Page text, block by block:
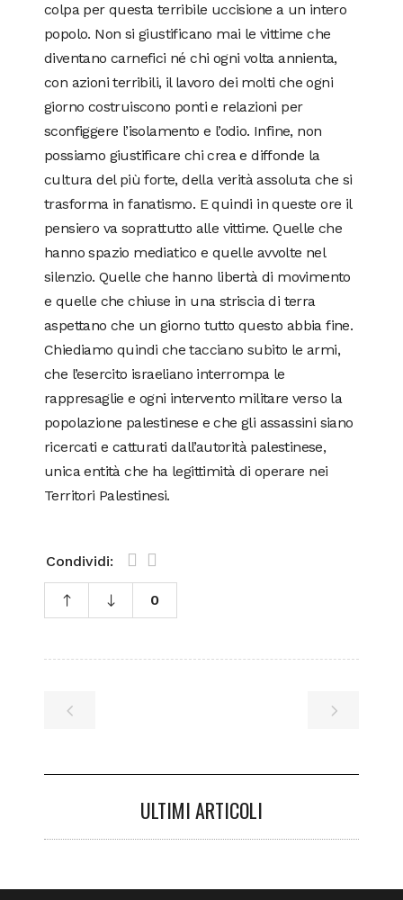
colpa per questa terribile uccisione a un intero
popolo. Non si giustificano mai le vittime che
diventano carnefici né chi ogni volta annienta,
con azioni terribili, il lavoro dei molti che ogni
giorno costruiscono ponti e relazioni per
sconfiggere l’isolamento e l’odio. Infine, non
possiamo giustificare chi crea e diffonde la
cultura del più forte, della verità assoluta che si
trasforma in fanatismo. E quindi in queste ore il
pensiero va soprattutto alle vittime. Quelle che
hanno spazio mediatico e quelle avvolte nel
silenzio. Quelle che hanno libertà di movimento
e quelle che chiuse in una striscia di terra
aspettano che un giorno tutto questo abbia fine.
Chiediamo quindi che tacciano subito le armi,
che l’esercito israeliano interrompa le
rappresaglie e ogni intervento militare verso la
popolazione palestinese e che gli assassini siano
ricercati e catturati dall’autorità palestinese,
unica entità che ha legittimità di operare nei
Territori Palestinesi.
Condividi:
0
ULTIMI ARTICOLI